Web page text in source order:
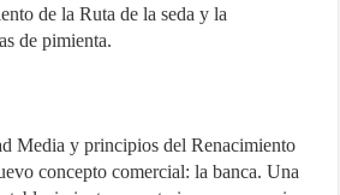
de la Ruta de la seda y la
de pimienta.
Media y principios del Renacimiento
concepto comercial: la banca. Una